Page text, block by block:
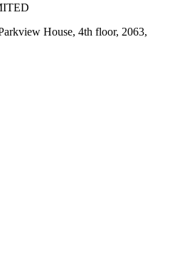
House, 4th floor, 2063,